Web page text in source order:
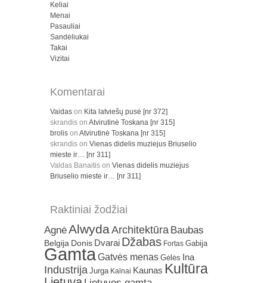
Keliai
Menai
Pasauliai
Sandėliukai
Takai
Vizitai
Komentarai
Vaidas on Kita latviešų pusė [nr 372]
skrandis on Atvirutinė Toskana [nr 315]
brolis on Atvirutinė Toskana [nr 315]
skrandis on Vienas didelis muziejus Briuselio
mieste ir… [nr 311]
Valdas Banaitis on Vienas didelis muziejus
Briuselio mieste ir… [nr 311]
Raktiniai žodžiai
AgnėAlwydaArchitektūra Baubas
Belgija Donis Dvarai Džabas Fortas Gabija
GamtaGatvės menas Gėlės Ina
Industrija Jurga Kalnai Kaunas Kultūra